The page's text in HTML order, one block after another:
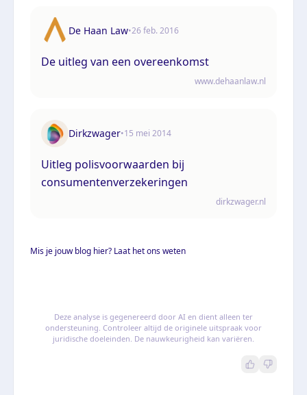
De Haan Law•26 feb. 2016
De uitleg van een overeenkomst
www.dehaanlaw.nl
Dirkzwager•15 mei 2014
Uitleg polisvoorwaarden bij
consumentenverzekeringen
dirkzwager.nl
Mis je jouw blog hier? Laat het ons weten
Deze analyse is gegenereerd door AI en dient alleen ter
ondersteuning. Controleer altijd de originele uitspraak voor
juridische doeleinden. De nauwkeurigheid kan variëren.